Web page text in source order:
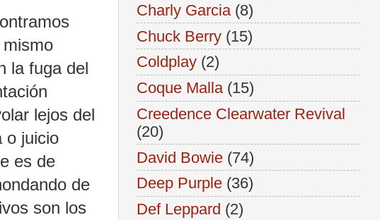
la fuga del
lejos del
o juicio
es de
de
son los
Charly Garcia (8)
Chuck Berry (15)
Coldplay (2)
Coque Malla (15)
Creedence Clearwater Revival
(20)
David Bowie (74)
Deep Purple (36)
Def Leppard (2)